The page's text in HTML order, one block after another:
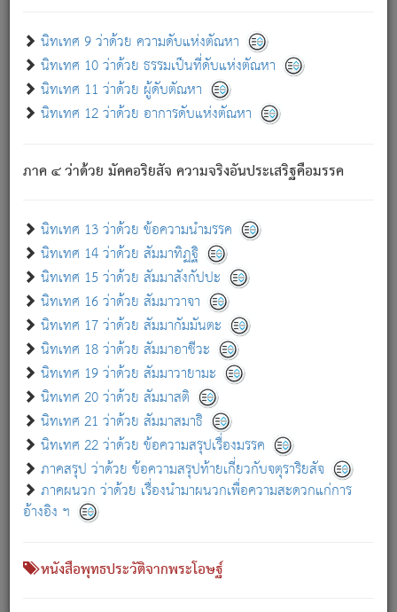
นิทเทศ 9 ว่าด้วย ความดับแห่งตัณหา
นิทเทศ 10 ว่าด้วย ธรรมเป็นที่ดับแห่งตัณหา
นิทเทศ 11 ว่าด้วย ผู้ดับตัณหา
นิทเทศ 12 ว่าด้วย อาการดับแห่งตัณหา
ภาค ๔ ว่าด้วย มัคคอริยสัจ ความจริงอันประเสริฐคือมรรค
นิทเทศ 13 ว่าด้วย ข้อความนำมรรค
นิทเทศ 14 ว่าด้วย สัมมาทิฏฐิ
นิทเทศ 15 ว่าด้วย สัมมาสังกัปปะ
นิทเทศ 16 ว่าด้วย สัมมาวาจา
นิทเทศ 17 ว่าด้วย สัมมากัมมันตะ
นิทเทศ 18 ว่าด้วย สัมมาอาชีวะ
นิทเทศ 19 ว่าด้วย สัมมาวายามะ
นิทเทศ 20 ว่าด้วย สัมมาสติ
นิทเทศ 21 ว่าด้วย สัมมาสมาธิ
นิทเทศ 22 ว่าด้วย ข้อความสรุปเรื่องมรรค
ภาคสรุป ว่าด้วย ข้อความสรุปท้ายเกี่ยวกับจตุราริยสัจ
ภาคผนวก ว่าด้วย เรื่องนำมาผนวกเพื่อความสะดวกแก่การ
อ้างอิง ฯ
หนังสือพุทธประวัติจากพระโอษฐ์
- อุ.ขุ. ๒๕/๑๒๑/๘๔.
(ข้อความนี้ เป็นพระพุทธอุทานที่ทรงเปล่งออก ที่โคนต้นโพธิ์
เป็นที่ตรัสรู้ เมื่อตรัสรู้แล้วได้ 7 วัน)
เกี่ยวกับธรรมโฆษณ์ออนไลน์ (Disclaimer)
แม้ระบบ "ธรรมโฆษณ์ออนไลน์" พยายามปรับปรุงข้อมูลให้ถูกต้องมากที่สุด
ผู้ศึกษาก็พึงตรวจสอบกับตัวเล่มหนังสือต้นฉบับ ที่มีการพิมพ์ครั้งล่าสุด
ก่อนนำข้อมูลไปใช้ในการอ้างอิง"
เกี่ยวกับอัตถจารี|เกี่ยวกับการพัฒนา|แจ้งข้อผิดพลาด / แนะนำ
หนังสือที่เกี่ยวข้อง